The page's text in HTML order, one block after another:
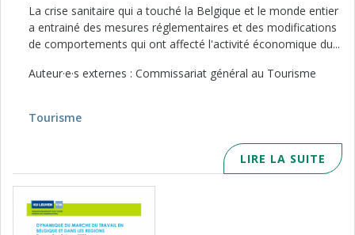
La crise sanitaire qui a touché la Belgique et le monde entier
a entrainé des mesures réglementaires et des modifications
de comportements qui ont affecté l'activité économique du...
Auteur·e·s externes : Commissariat général au Tourisme
Tourisme
LIRE LA SUITE